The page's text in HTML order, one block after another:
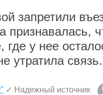
запретили
признавалась,
у нее
утратила связь.
✓ Надежный источник